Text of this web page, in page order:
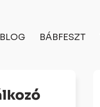
BLOG BÁBFESZT